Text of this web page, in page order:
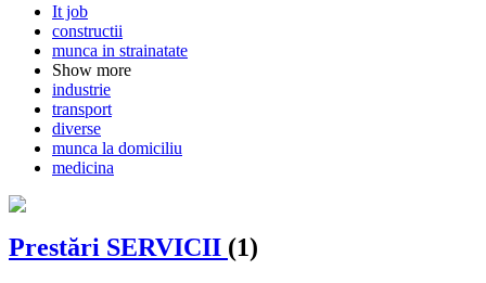
It job
constructii
munca in strainatate
Show more
industrie
transport
diverse
munca la domiciliu
medicina
Prestări SERVICII (1)